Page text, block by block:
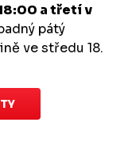
a třetí v
pátý
ve středu 18.
ve 14:15,